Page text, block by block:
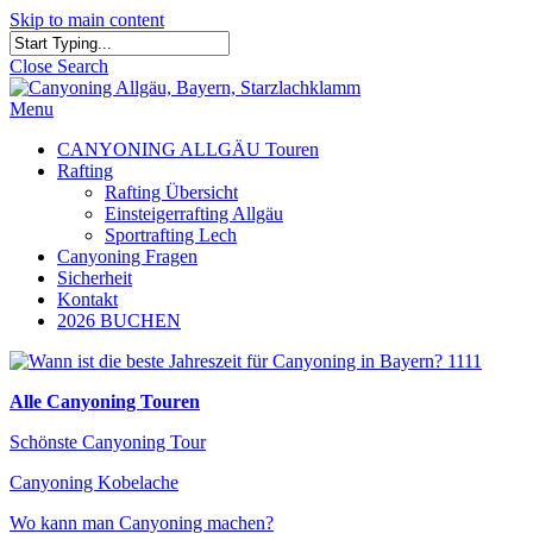
Skip to main content
Close Search
Menu
CANYONING ALLGÄU Touren
Rafting
Rafting Übersicht
Einsteigerrafting Allgäu
Sportrafting Lech
Canyoning Fragen
Sicherheit
Kontakt
2026 BUCHEN
Alle Canyoning Touren
Schönste Canyoning Tour
Canyoning Kobelache
Wo kann man Canyoning machen?